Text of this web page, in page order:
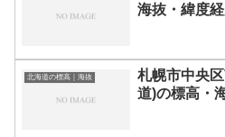
海抜・緯度
北海道の標高｜海抜
札幌市中央
道)の標高・